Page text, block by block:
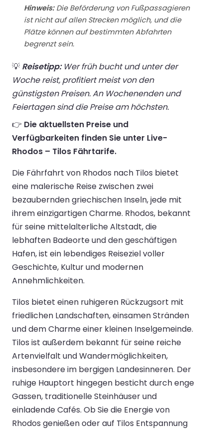
Hinweis:Die Beförderung von Fußpassagieren
ist nicht auf allen Strecken möglich, und die
Plätze können auf bestimmten Abfahrten
begrenzt sein.
💡 Reisetipp:Wer früh bucht und unter der
Woche reist, profitiert meist von den
günstigsten Preisen. An Wochenenden und
Feiertagen sind die Preise am höchsten.
👉 Die aktuellsten Preise und
Verfügbarkeiten finden Sie unter Live-
Rhodos – Tilos Fährtarife.
Die Fährfahrt von Rhodos nach Tilos bietet
eine malerische Reise zwischen zwei
bezaubernden griechischen Inseln, jede mit
ihrem einzigartigen Charme. Rhodos, bekannt
für seine mittelalterliche Altstadt, die
lebhaften Badeorte und den geschäftigen
Hafen, ist ein lebendiges Reiseziel voller
Geschichte, Kultur und modernen
Annehmlichkeiten.
Tilos bietet einen ruhigeren Rückzugsort mit
friedlichen Landschaften, einsamen Stränden
und dem Charme einer kleinen Inselgemeinde.
Tilos ist außerdem bekannt für seine reiche
Artenvielfalt und Wandermöglichkeiten,
insbesondere im bergigen Landesinneren. Der
ruhige Hauptort hingegen besticht durch enge
Gassen, traditionelle Steinhäuser und
einladende Cafés. Ob Sie die Energie von
Rhodos genießen oder auf Tilos Entspannung